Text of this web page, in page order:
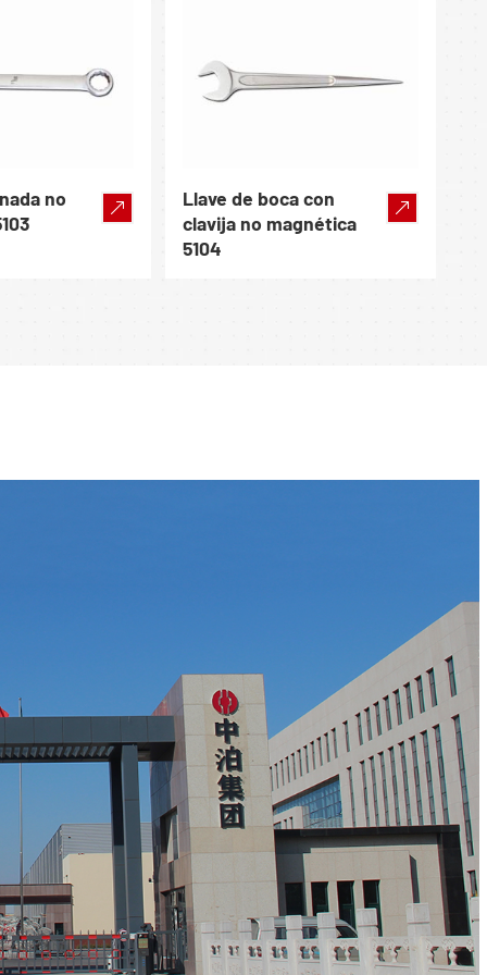
no
Llave de boca con
clavija no magnética
5104